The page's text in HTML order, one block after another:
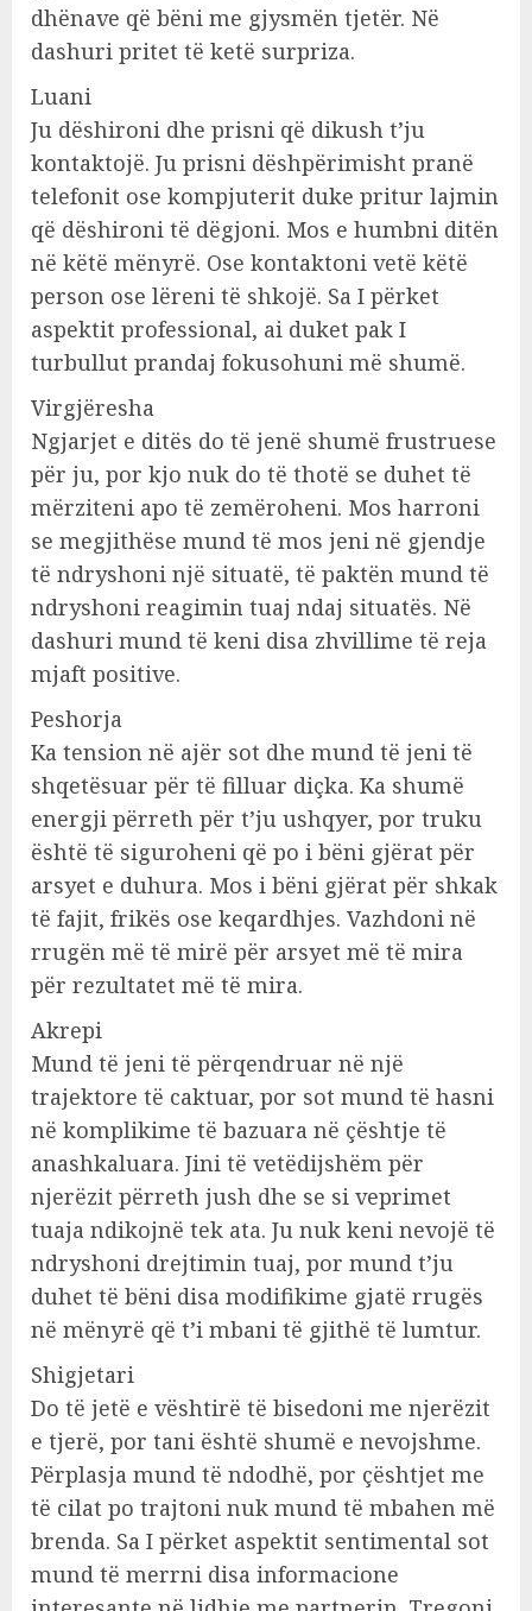
dhënave që bëni me gjysmën tjetër. Në
dashuri pritet të ketë surpriza.
Luani
Ju dëshironi dhe prisni që dikush t’ju
kontaktojë. Ju prisni dëshpërimisht pranë
telefonit ose kompjuterit duke pritur lajmin
që dëshironi të dëgjoni. Mos e humbni ditën
në këtë mënyrë. Ose kontaktoni vetë këtë
person ose lëreni të shkojë. Sa I përket
aspektit professional, ai duket pak I
turbullut prandaj fokusohuni më shumë.
Virgjëresha
Ngjarjet e ditës do të jenë shumë frustruese
për ju, por kjo nuk do të thotë se duhet të
mërziteni apo të zemëroheni. Mos harroni
se megjithëse mund të mos jeni në gjendje
të ndryshoni një situatë, të paktën mund të
ndryshoni reagimin tuaj ndaj situatës. Në
dashuri mund të keni disa zhvillime të reja
mjaft positive.
Peshorja
Ka tension në ajër sot dhe mund të jeni të
shqetësuar për të filluar diçka. Ka shumë
energji përreth për t’ju ushqyer, por truku
është të siguroheni që po i bëni gjërat për
arsyet e duhura. Mos i bëni gjërat për shkak
të fajit, frikës ose keqardhjes. Vazhdoni në
rrugën më të mirë për arsyet më të mira
për rezultatet më të mira.
Akrepi
Mund të jeni të përqendruar në një
trajektore të caktuar, por sot mund të hasni
në komplikime të bazuara në çështje të
anashkaluara. Jini të vetëdijshëm për
njerëzit përreth jush dhe se si veprimet
tuaja ndikojnë tek ata. Ju nuk keni nevojë të
ndryshoni drejtimin tuaj, por mund t’ju
duhet të bëni disa modifikime gjatë rrugës
në mënyrë që t’i mbani të gjithë të lumtur.
Shigjetari
Do të jetë e vështirë të bisedoni me njerëzit
e tjerë, por tani është shumë e nevojshme.
Përplasja mund të ndodhë, por çështjet me
të cilat po trajtoni nuk mund të mbahen më
brenda. Sa I përket aspektit sentimental sot
mund të merrni disa informacione